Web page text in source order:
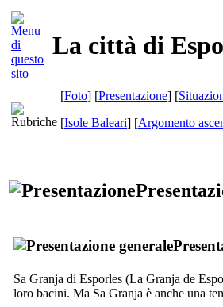
La città di
[Foto] [Presentazione] [
[Isole Baleari] [Argomento
Sa Granja di Esporles (La Granja de
loro bacini. Ma Sa Granja è anche una